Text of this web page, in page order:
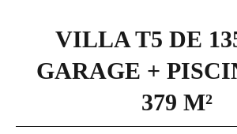
VILLA T5 DE
GARAGE +
379 M²